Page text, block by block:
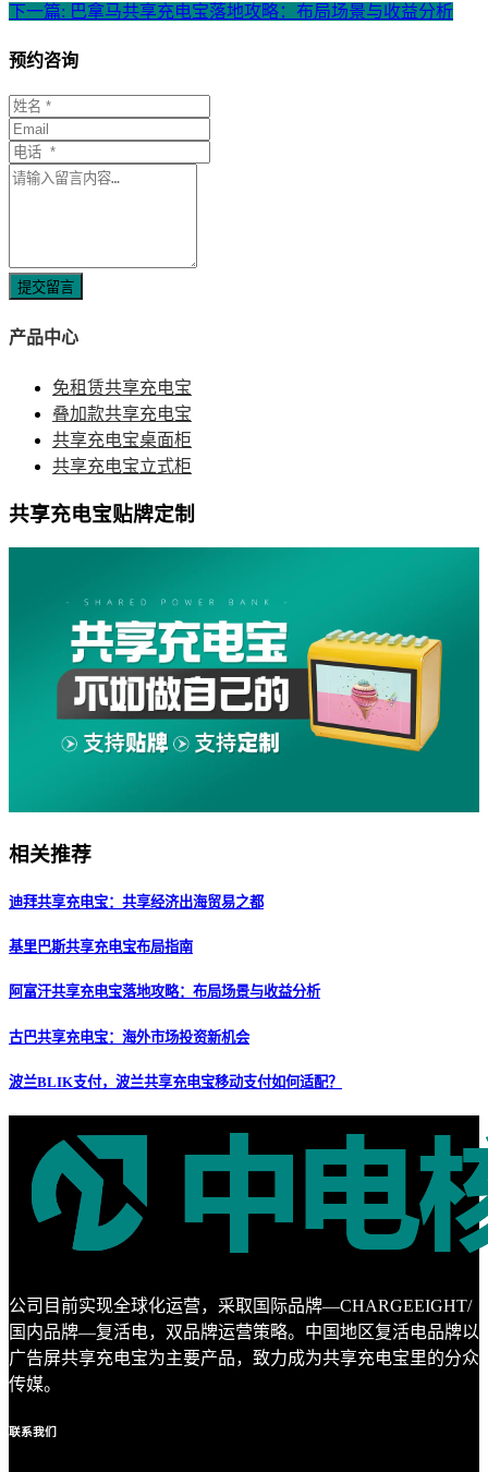
下一篇: 巴拿马共享充电宝落地攻略：布局场景与收益分析
预约咨询
提交留言
产品中心
免租赁共享充电宝
叠加款共享充电宝
共享充电宝桌面柜
共享充电宝立式柜
共享充电宝贴牌定制
相关推荐
迪拜共享充电宝：共享经济出海贸易之都
基里巴斯共享充电宝布局指南
阿富汗共享充电宝落地攻略：布局场景与收益分析
古巴共享充电宝：海外市场投资新机会
波兰BLIK支付，波兰共享充电宝移动支付如何适配？
公司目前实现全球化运营，采取国际品牌—CHARGEEIGHT/
国内品牌—复活电，双品牌运营策略。中国地区复活电品牌以
广告屏共享充电宝为主要产品，致力成为共享充电宝里的分众
传媒。
联系我们